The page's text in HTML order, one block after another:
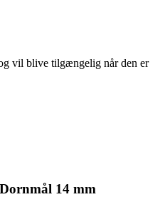
vil blive tilgængelig når den er
14 mm